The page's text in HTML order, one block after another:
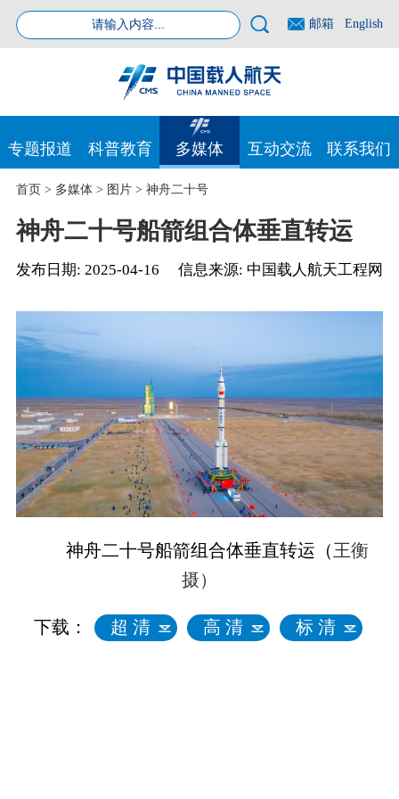
邮箱 English
专题报道 科普教育 多媒体 互动交流 联系我们
首页> 多媒体> 图片> 神舟二十号
神舟二十号船箭组合体垂直转运
发布日期: 2025-04-16 信息来源: 中国载人航天工程网
神舟二十号船箭组合体垂直转运（王衡
摄）
下载： 超 清 高 清 标 清